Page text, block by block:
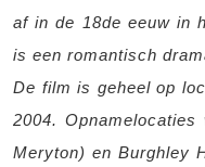
af in de 18de eeuw in
is een romantisch
De film is geheel op
2004.
Meryton) en Burghley